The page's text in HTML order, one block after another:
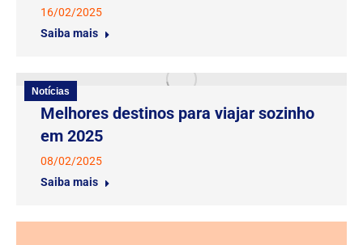
16/02/2025
Saiba mais
Notícias
Melhores destinos para viajar sozinho
em 2025
08/02/2025
Saiba mais